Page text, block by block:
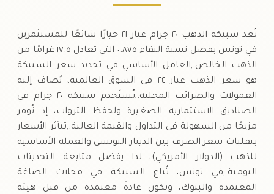
تُعد سبيكة الذهب ٢٠ جرام عيار ٢١ خيارًا شائعًا للمستثمرين
في تونس بفضل نسبة النقاء ٠.٨٧٥ التي تعادل ١٧.٥ غرامًا من
الذهب الخالص.,العامل الأساسي في تحديد سعر السبيكة
هو سعر الذهب عيار ٢٤ في السوق العالمية، يُضاف إليه
العمولات والضرائب المحلية.,تُستَخدم سبيكة ٢٠ جرام في
الصناديق الاستثمارية الصغيرة ولحفظ الثروات، إذ تُوفر
مزيجًا من السهولة في التداول والقيمة العالية.,تتأثر الأسعار
بتقلبات سعر الصرف بين الدينار التونسي والعملة الأساسية
للذهب (الدولار الأمريكي)، لذا يفضل متابعة التحديثات
اليومية.,في تونس، تُباع السبيكة في محلات الصاغة
المعتمدة والبنوك، وتكون عادةً معتمدة من قبل هيئة